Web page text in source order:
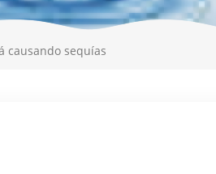
causando sequías